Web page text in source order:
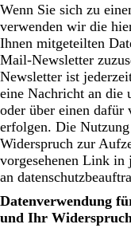
Wenn Sie sich zu
verwenden wir die
Ihnen mitgeteilten
Mail-Newsletter
Newsletter ist
eine Nachricht an die
oder über einen dafür
erfolgen. Die
Widerspruch zur
vorgesehenen Link
an
Datenverwendung
und Ihr